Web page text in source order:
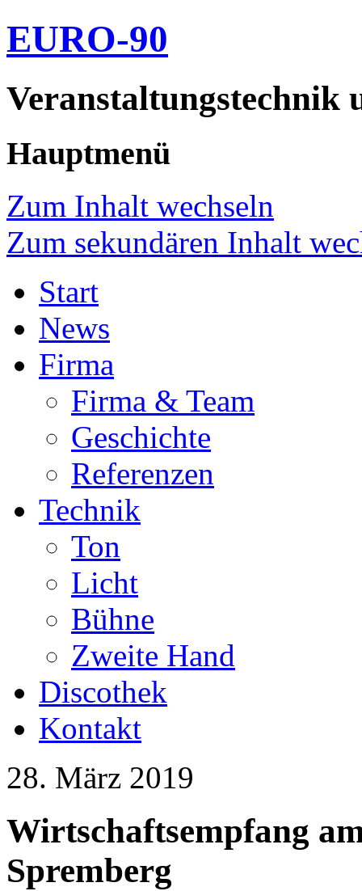
EURO-90
Veranstaltungstechnik
Hauptmenü
Zum Inhalt wechseln
Zum sekundären Inhalt
Start
News
Firma
Firma & Team
Geschichte
Referenzen
Technik
Ton
Licht
Bühne
Zweite Hand
Discothek
Kontakt
28. März 2019
Wirtschaftsempfang
Spremberg